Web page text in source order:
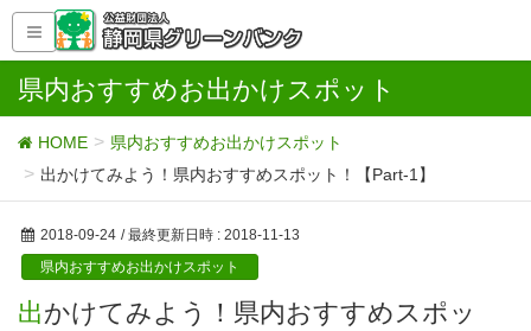
県内おすすめお出かけスポット
HOME
県内おすすめお出かけスポット
出かけてみよう！県内おすすめスポット！【Part-1】
2018-09-24 / 最終更新日時 : 2018-11-13
県内おすすめお出かけスポット
出かけてみよう！県内おすすめスポッ